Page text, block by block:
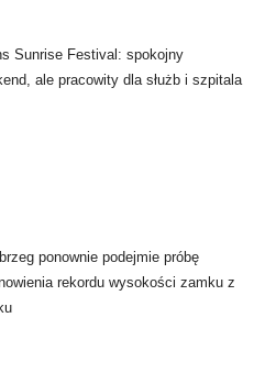
Sunrise Festival: spokojny
ale pracowity dla służb i szpitala
ponownie podejmie próbę
rekordu wysokości zamku z